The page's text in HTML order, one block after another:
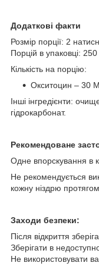
Додаткові факти
Розмір порції: 2
Порцій в упаковці: 250
Кількість на порцію:
Окситоцин – 30
Інші інгредієнти:
гідрокарбонат.
Рекомендоване
Одне впорскування в
Не рекомендується
кожну ніздрю
Заходи безпеки:
Після відкриття
Зберігати в
Не використовувати